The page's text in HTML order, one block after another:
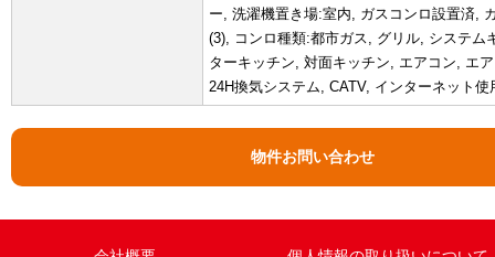
ー, 洗濯機置き場:室内, ガスコンロ設置済,
(3), コンロ種類:都市ガス, グリル, システム
ターキッチン, 対面キッチン, エアコン, エ
24H換気システム, CATV, インターネット使
物件お問い合わせ